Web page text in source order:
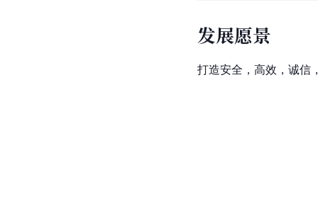
发展愿景
打造安全，高效，诚信